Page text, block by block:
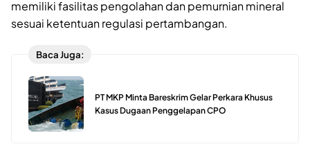
memiliki fasilitas pengolahan dan pemurnian mineral
sesuai ketentuan regulasi pertambangan.
Baca Juga:
PT MKP Minta Bareskrim Gelar Perkara Khusus
Kasus Dugaan Penggelapan CPO